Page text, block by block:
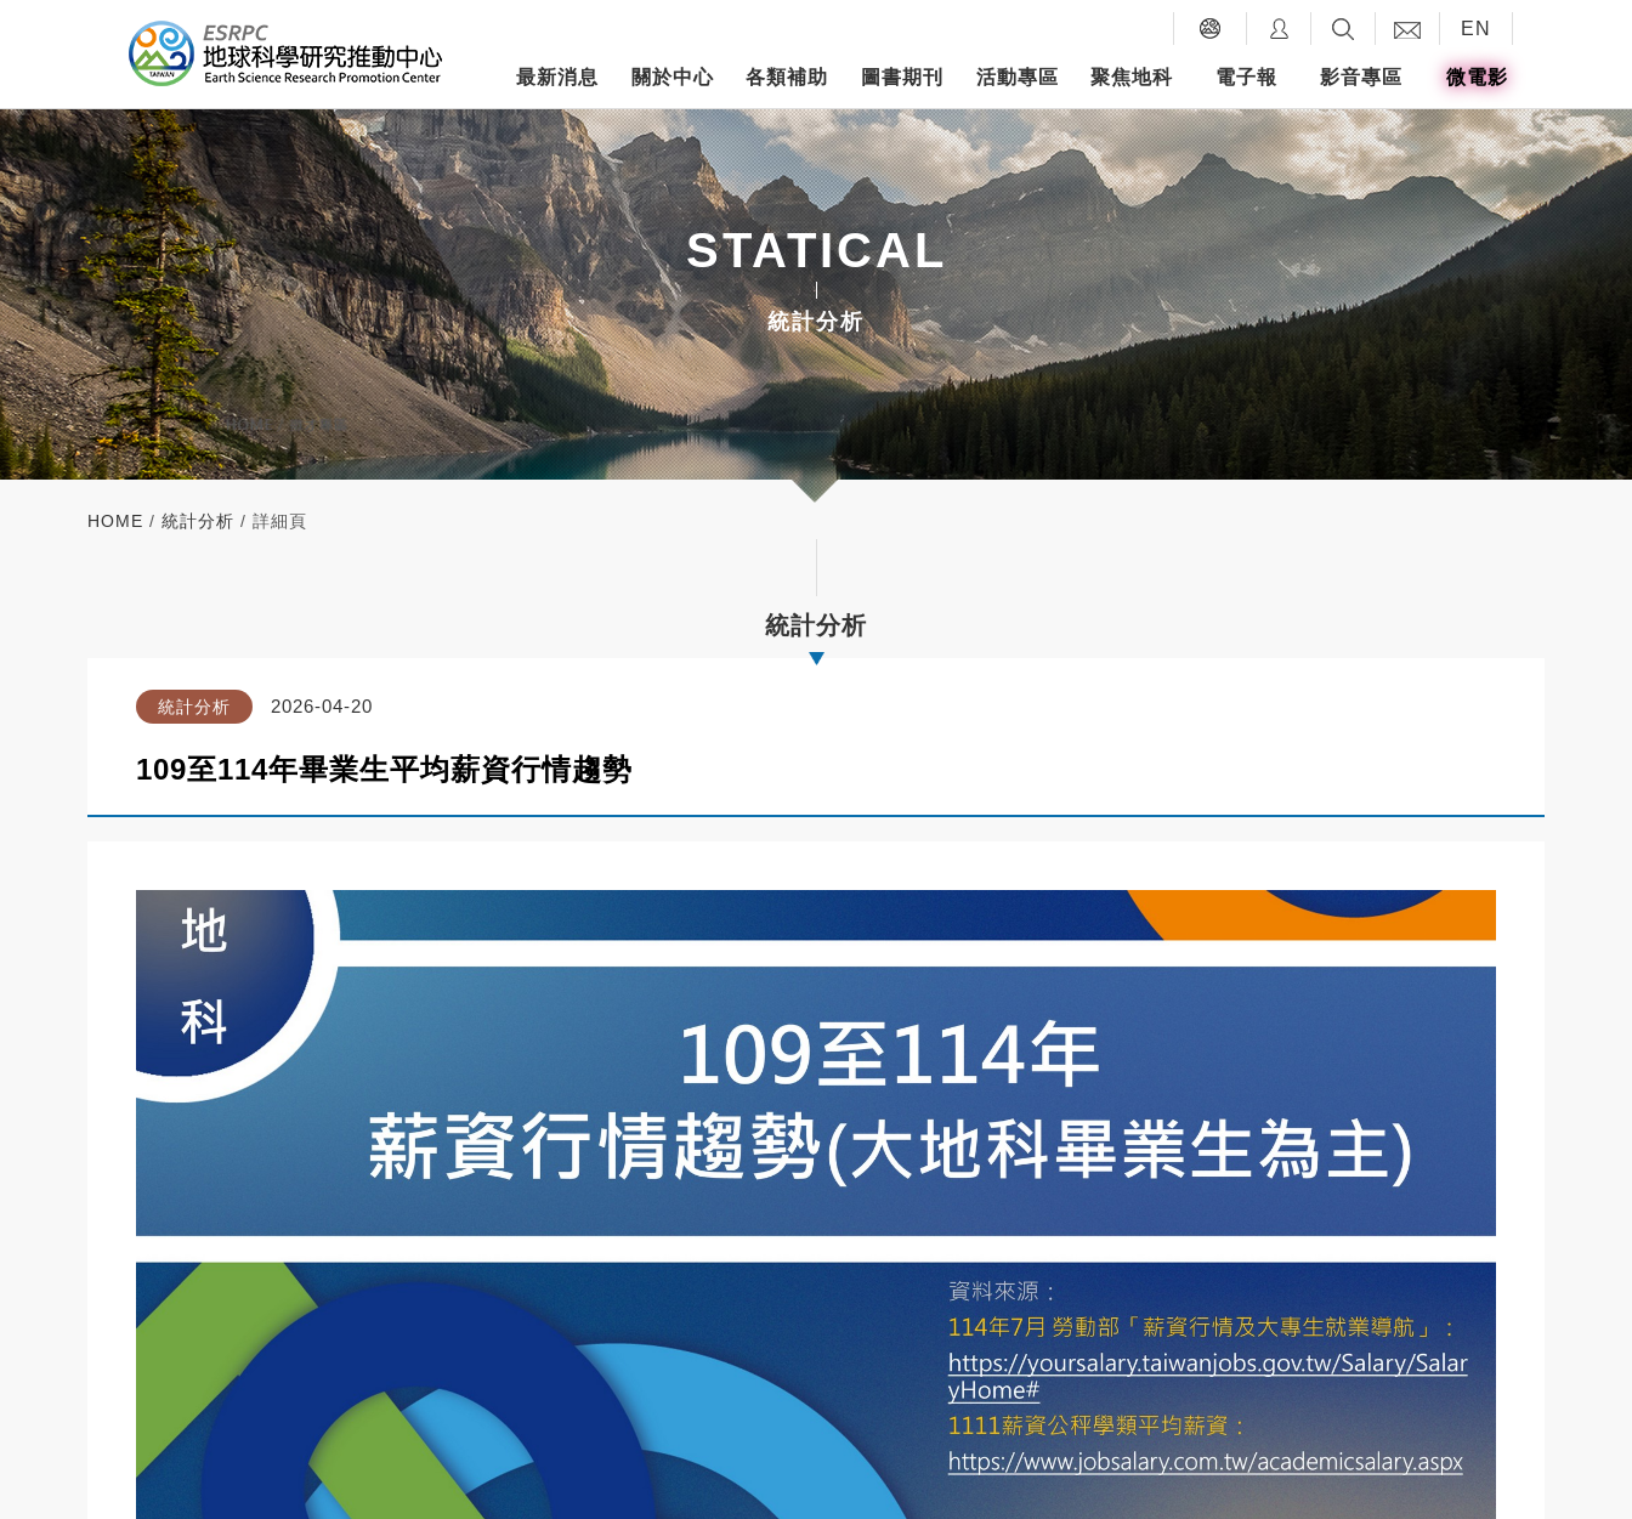
EN
最新消息 關於中心 各類補助 圖書期刊 活動專區 聚焦地科 電子報 影音專區 微電影
STATICAL
統計分析
HOME / 統計分析 / 詳細頁
統計分析
統計分析 2026-04-20
109至114年畢業生平均薪資行情趨勢